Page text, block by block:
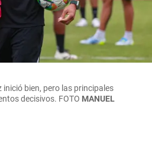
inició bien, pero las principales
decisivos. FOTO MANUEL